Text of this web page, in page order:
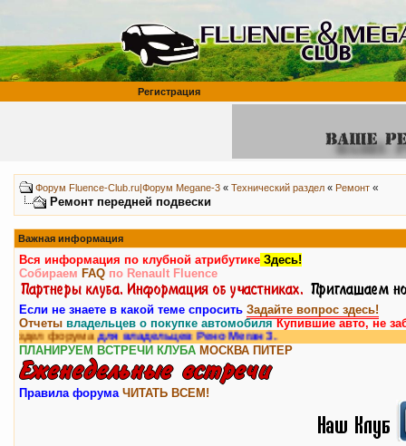
Регистрация
Форум Fluence-Club.ru|Форум Megane-3 « Технический раздел « Ремонт «
Ремонт передней подвески
Важная информация
Вся информация по клубной атрибутике Здесь!
Собираем FAQ по Renault Fluence
Если не знаете в какой теме спросить Задайте вопрос здесь!
Отчеты владельцев о покупке автомобиляКупившие авто, не
для владельцев Рено Меган 3.
ПЛАНИРУЕМ ВСТРЕЧИ КЛУБА МОСКВА ПИТЕР
Правила форума ЧИТАТЬ ВСЕМ!